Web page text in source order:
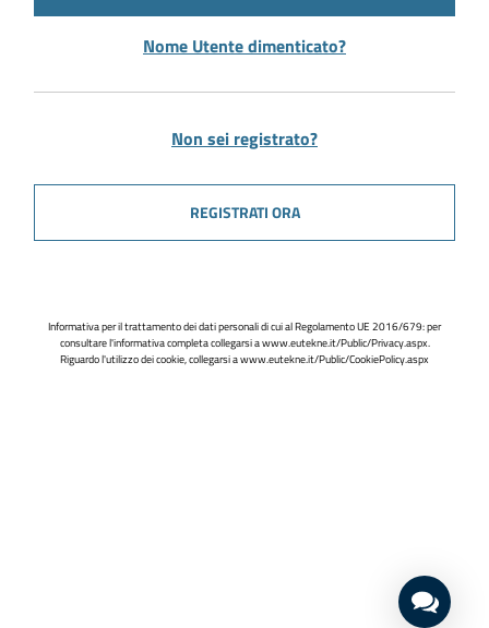
Nome Utente dimenticato?
Non sei registrato?
REGISTRATI ORA
Informativa per il trattamento dei dati personali di cui al Regolamento UE 2016/679: per
consultare l'informativa completa collegarsi awww.eutekne.it/Public/Privacy.aspx.
Riguardo l'utilizzo dei cookie, collegarsi awww.eutekne.it/Public/CookiePolicy.aspx